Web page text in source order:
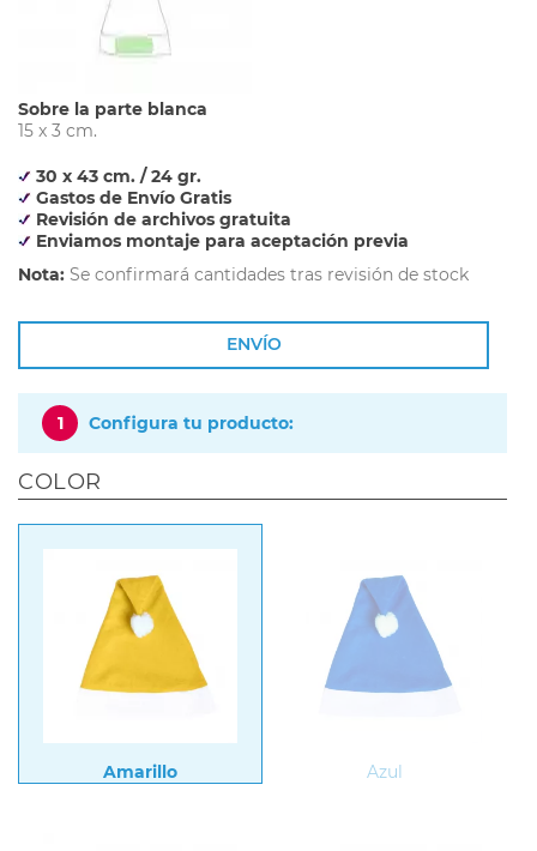
Sobre la parte blanca
15 x 3 cm.
30 x 43 cm. / 24 gr.
Gastos de Envío Gratis
Revisión de archivos gratuita
Enviamos montaje para aceptación previa
Nota: Se confirmará cantidades tras revisión de stock
ENVÍO
1 Configura tu producto:
COLOR
Amarillo Azul